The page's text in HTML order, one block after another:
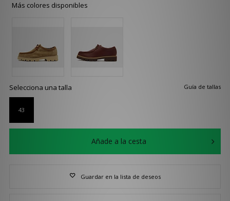
Más colores disponibles
Guía de tallas
Selecciona una talla
43
Añade a la cesta
Guardar en la lista de deseos